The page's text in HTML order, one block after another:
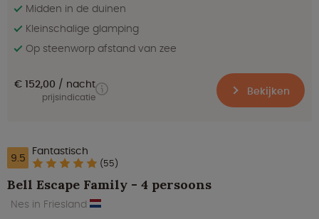
Midden in de duinen
Kleinschalige glamping
Op steenworp afstand van zee
€ 152,00 nacht
prijsindicatie Bekijken
9.5 Fantastisch
(55)
Bell Escape Family - 4 persoons
Nes in Friesland